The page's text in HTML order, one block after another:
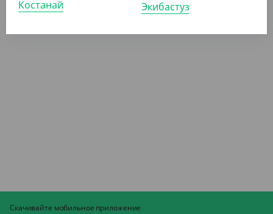
Скачивайте мобильное приложение
Костанай
Экибастуз